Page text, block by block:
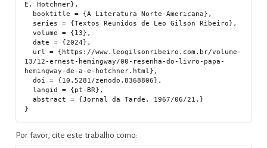
E. Hotchner},
  volume = {13},
  date = {2024},
13/12-ernest-hemingway/00-resenha-do-livro-papa-
hemingway-de-a-e-hotchner.html},
  doi = {10.5281/zenodo.8368806},
  abstract = {Jornal da Tarde, 1967/06/21.}
Por favor, cite este trabalho como: